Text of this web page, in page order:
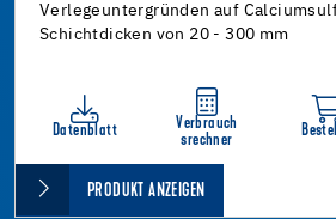
Verlegeuntergründen auf
Schichtdicken von 20 - 300 mm
Datenblatt
Verbrauch
srechner
PRODUKT ANZEIGEN